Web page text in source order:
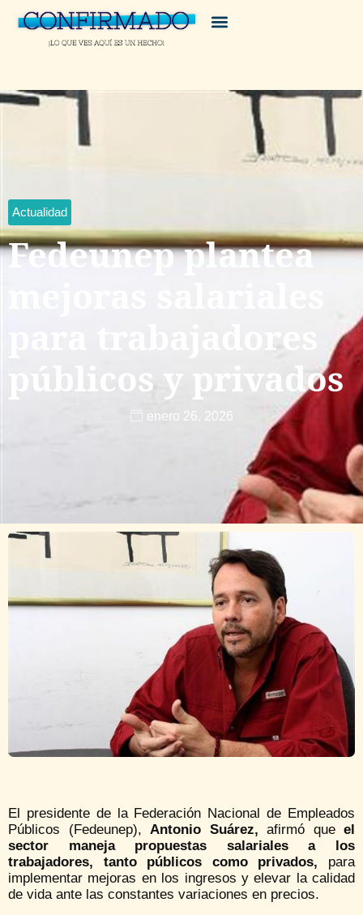
Actualidad
Fedeunep plantea
para trabajadores
públicos y privados
enero 26, 2026
El presidente de la Federación Nacional de Empleados
Públicos (Fedeunep), Antonio Suárez, afirmó que el
sector maneja propuestas salariales a los
trabajadores, tanto públicos como privados, para
implementar mejoras en los ingresos y elevar la calidad
de vida ante las constantes variaciones en precios.